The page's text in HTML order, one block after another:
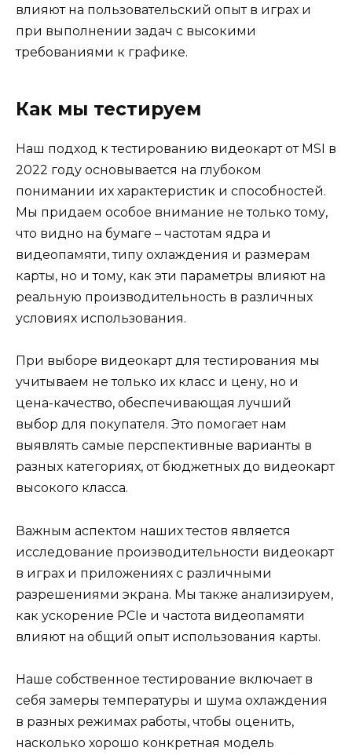
влияют на пользовательский опыт в играх и
при выполнении задач с высокими
требованиями к графике.
Как мы тестируем
Наш подход к тестированию видеокарт от MSI в
2022 году основывается на глубоком
понимании их характеристик и способностей.
Мы придаем особое внимание не только тому,
что видно на бумаге – частотам ядра и
видеопамяти, типу охлаждения и размерам
карты, но и тому, как эти параметры влияют на
реальную производительность в различных
условиях использования.
При выборе видеокарт для тестирования мы
учитываем не только их класс и цену, но и
цена-качество, обеспечивающая лучший
выбор для покупателя. Это помогает нам
выявлять самые перспективные варианты в
разных категориях, от бюджетных до видеокарт
высокого класса.
Важным аспектом наших тестов является
исследование производительности видеокарт
в играх и приложениях с различными
разрешениями экрана. Мы также анализируем,
как ускорение PCIe и частота видеопамяти
влияют на общий опыт использования карты.
Наше собственное тестирование включает в
себя замеры температуры и шума охлаждения
в разных режимах работы, чтобы оценить,
насколько хорошо конкретная модель